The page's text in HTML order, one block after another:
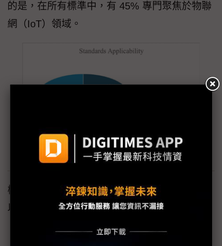
的是，在所有標準中，有 45% 專門聚焦於物聯
網（IoT）領域。
標準的適用性。華邦
檢視各項標準所採用的認證方法類型，可得出
以下觀察結果：